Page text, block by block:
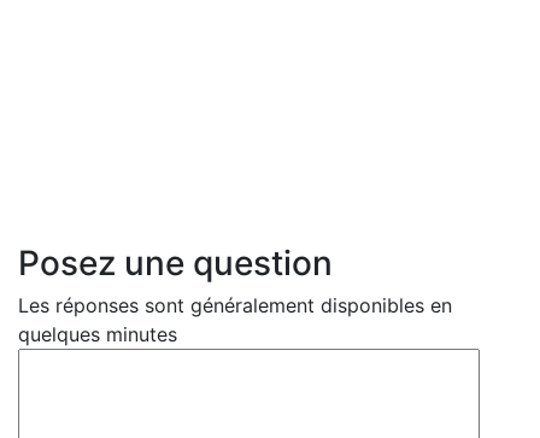
Posez une question
Les réponses sont généralement disponibles en
quelques minutes